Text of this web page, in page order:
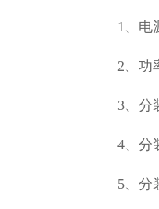
1、电
2、功
3、分
4、分
5、分